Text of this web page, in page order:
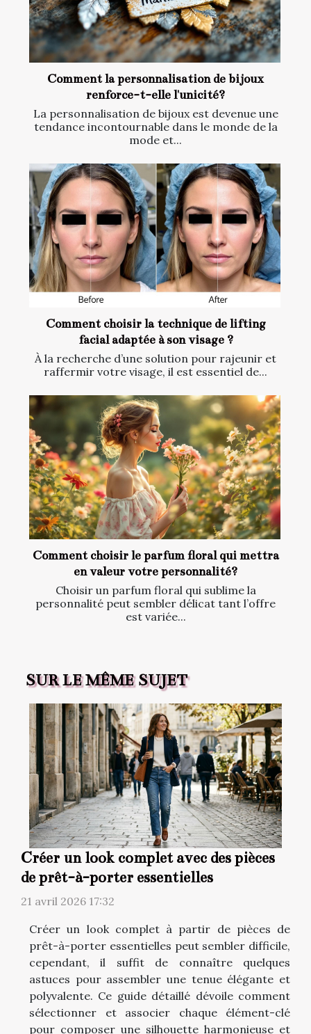
Comment la personnalisation de bijoux
renforce-t-elle l'unicité?
La personnalisation de bijoux est devenue une
tendance incontournable dans le monde de la
mode et...
Comment choisir la technique de lifting
facial adaptée à son visage ?
À la recherche d’une solution pour rajeunir et
raffermir votre visage, il est essentiel de...
Comment choisir le parfum floral qui mettra
en valeur votre personnalité?
Choisir un parfum floral qui sublime la
personnalité peut sembler délicat tant l’offre
est variée...
SUR LE MÊME SUJET
Créer un look complet avec des pièces
de prêt-à-porter essentielles
21 avril 2026 17:32
Créer un look complet à partir de pièces de
prêt-à-porter essentielles peut sembler difficile,
cependant, il suffit de connaître quelques
astuces pour assembler une tenue élégante et
polyvalente. Ce guide détaillé dévoile comment
sélectionner et associer chaque élément-clé
pour composer une silhouette harmonieuse et